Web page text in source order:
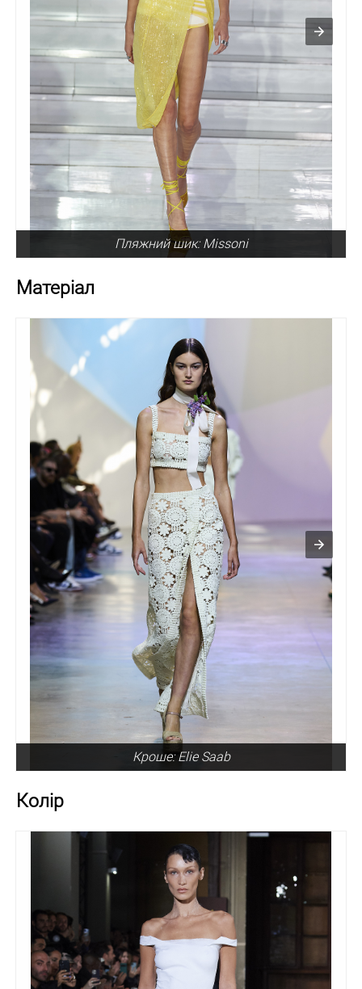
Пляжний шик: Missoni
Матеріал
Кроше: Elie Saab
Колір